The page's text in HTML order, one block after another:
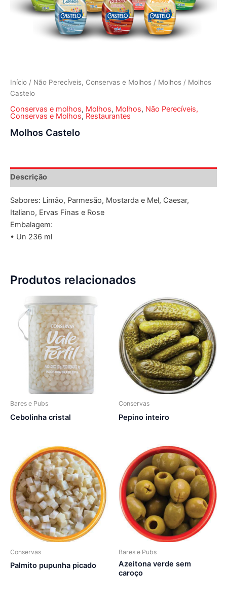
Início / Não Perecíveis, Conservas e Molhos / Molhos / Molhos
Castelo
Conservas e molhos, Molhos, Molhos, Não Perecíveis,
Conservas e Molhos, Restaurantes
Molhos Castelo
Descrição
Sabores: Limão, Parmesão, Mostarda e Mel, Caesar,
Italiano, Ervas Finas e Rose
Embalagem:
• Un 236 ml
Produtos relacionados
Bares e Pubs
Cebolinha cristal
Conservas
Pepino inteiro
Conservas
Palmito pupunha picado
Bares e Pubs
Azeitona verde sem
caroço